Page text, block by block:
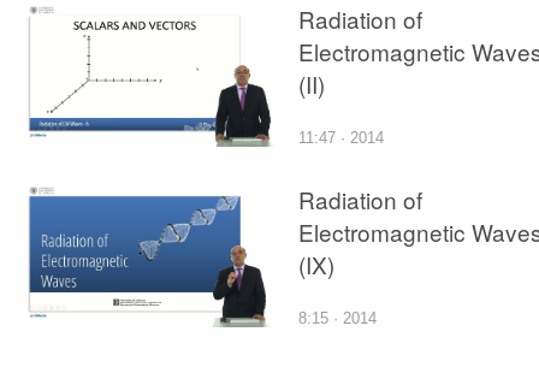
Radiation of
Electromagnetic
(II)
11:47 · 2014
Radiation of
Electromagnetic
(IX)
8:15 · 2014